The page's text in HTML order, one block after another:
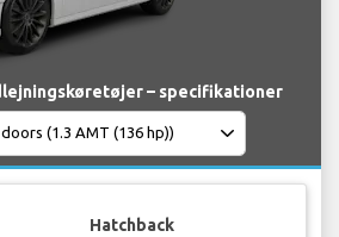
– specifikationer
Hatchback